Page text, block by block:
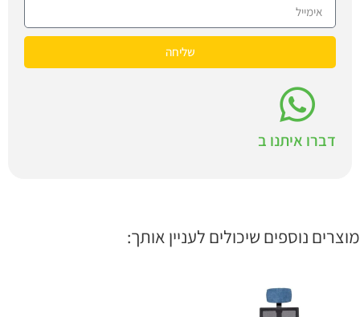
שליחה
דברו איתנו ב
מוצרים נוספים שיכולים לעניין אותך: